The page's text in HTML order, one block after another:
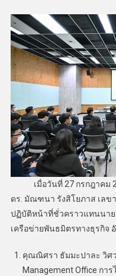
เมื่อวันที่ 27 กรกฎาคม
ดร. มัณฑนา รังสิโยภาส เลข
ปฏิบัติหน้าที่ชั่วคราวแทนนา
เครือข่ายพันธมิตรทางธุรกิจ
คุณณิศรา ธัมมะปาละ วิศ
Management Office กา